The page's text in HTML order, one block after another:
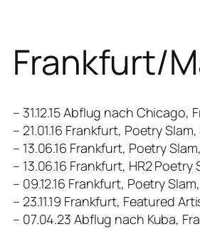
Frankfurt/
– 31.12.15 Abflug nach Chicago,
– 21.01.16 Frankfurt, Poetry
– 13.06.16 Frankfurt, Poetry
– 13.06.16 Frankfurt, HR2
– 09.12.16 Frankfurt, Poetry
– 23.11.19 Frankfurt, Featured
– 07.04.23 Abflug nach Kuba,